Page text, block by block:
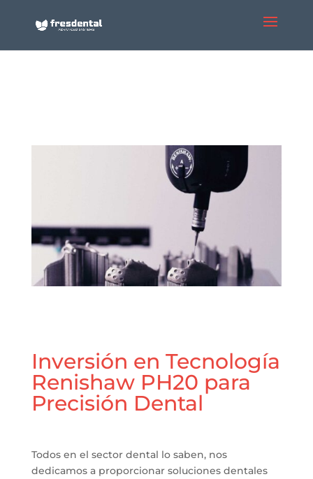
Inversión en Tecnología
Renishaw PH20 para
Precisión Dental
Todos en el sector dental lo saben, nos
dedicamos a proporcionar soluciones dentales